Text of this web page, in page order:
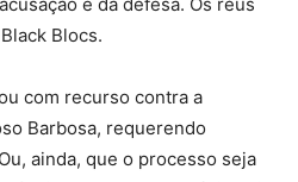
Blocs.
com recurso contra a
Barbosa, requerendo
ainda, que o processo seja